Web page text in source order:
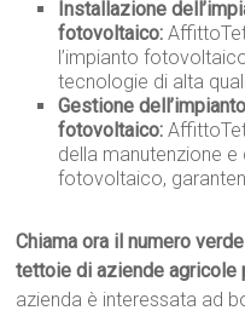
Installazione
fotovoltaico:
l’impianto
tecnologie di alta
Gestione dell’impianto
fotovoltaico:
della manutenzione e
fotovoltaico,
Chiama ora il numero
tettoie di aziende agricole
azienda è interessata ad